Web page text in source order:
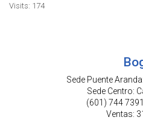
Visits: 174
Sede Puente
Sede Centro:
(601) 744
Ventas: